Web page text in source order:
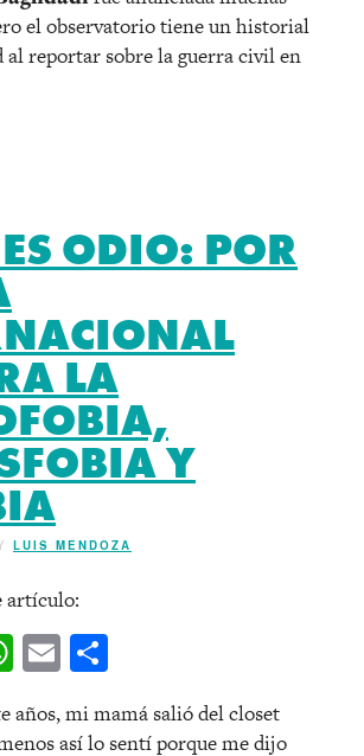
el observatorio tiene un historial
al reportar sobre la guerra civil en
ODIO: POR
LA
Y
LUIS MENDOZA
artículo:
WhatsApp
Email
años, mi mamá salió del closet
así lo sentí porque me dijo